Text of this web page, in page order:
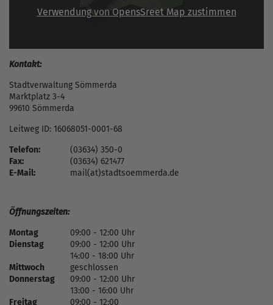
Verwendung von OpensSreet Map zustimmen
Kontakt:
Stadtverwaltung Sömmerda
Marktplatz 3-4
99610 Sömmerda
Leitweg ID: 16068051-0001-68
Telefon:
(03634) 350-0
Fax:
(03634) 621477
E-Mail:
mail(at)stadtsoemmerda.de
Öffnungszeiten:
Montag
09:00 - 12:00 Uhr
Dienstag
09:00 - 12:00 Uhr
14:00 - 18:00 Uhr
Mittwoch
geschlossen
Donnerstag
09:00 - 12:00 Uhr
13:00 - 16:00 Uhr
Freitag
09:00 - 12:00